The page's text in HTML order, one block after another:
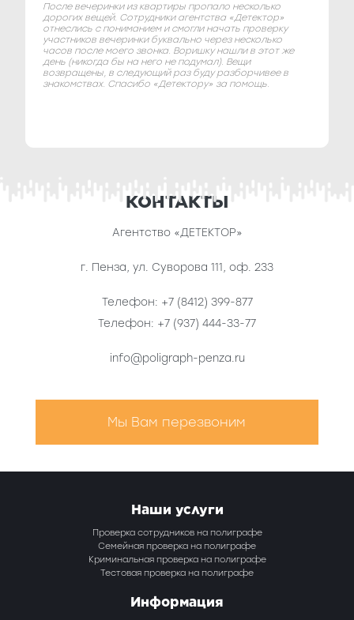
После вечеринки из квартиры пропало несколько
дорогих вещей. Сотрудники агентства «Детектор»
отнеслись с пониманием и смогли начать проверку
участников вечеринки буквально через несколько
часов после моего звонка. Воришку нашли в этот же
день (никогда бы на него не подумал). Вещи
возвращены, в следующий раз буду разборчивее в
знакомствах. Спасибо «Детектору» за помощь.
КОНТАКТЫ
Агентство «ДЕТЕКТОР»
г. Пенза ул. Суворова 111, оф. 233
Телефон: +7 (8412) 399-877
Телефон: +7 (937) 444-33-77
info@poligraph-penza.ru
Мы Вам перезвоним
Наши услуги
Проверка сотрудников на полиграфе
Семейная проверка на полиграфе
Криминальная проверка на полиграфе
Тестовая проверка на полиграфе
Информация